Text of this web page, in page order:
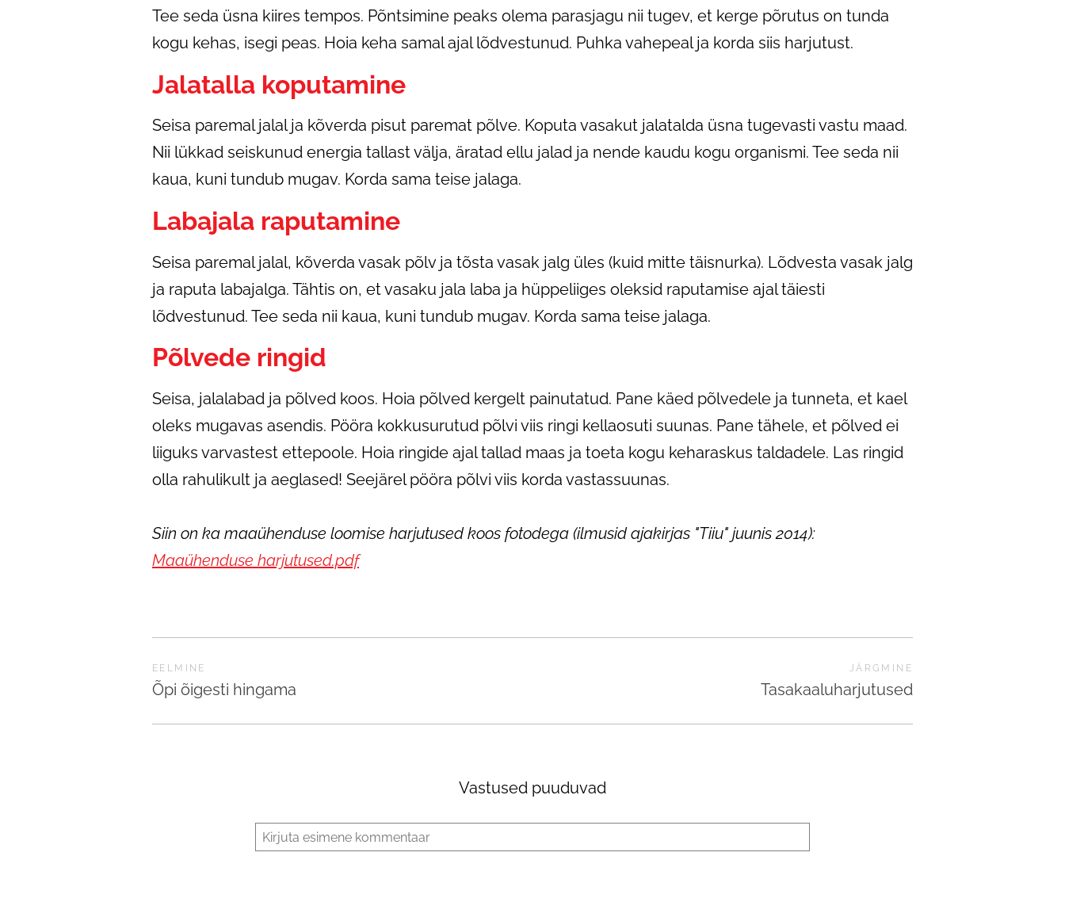
Tee seda üsna kiires tempos. Põntsimine peaks olema parasjagu nii tugev, et kerge põrutus on tunda
kogu kehas, isegi peas. Hoia keha samal ajal lõdvestunud. Puhka vahepeal ja korda siis harjutust.
Jalatalla koputamine
Seisa paremal jalal ja kõverda pisut paremat põlve. Koputa vasakut jalatalda üsna tugevasti vastu maad.
Nii lükkad seiskunud energia tallast välja, äratad ellu jalad ja nende kaudu kogu organismi. Tee seda nii
kaua, kuni tundub mugav. Korda sama teise jalaga.
Labajala raputamine
Seisa paremal jalal, kõverda vasak põlv ja tõsta vasak jalg üles (kuid mitte täisnurka). Lõdvesta vasak jalg
ja raputa labajalga. Tähtis on, et vasaku jala laba ja hüppeliiges oleksid raputamise ajal täiesti
lõdvestunud. Tee seda nii kaua, kuni tundub mugav. Korda sama teise jalaga.
Põlvede ringid
Seisa, jalalabad ja põlved koos. Hoia põlved kergelt painutatud. Pane käed põlvedele ja tunneta, et kael
oleks mugavas asendis. Pööra kokkusurutud põlvi viis ringi kellaosuti suunas. Pane tähele, et põlved ei
liiguks varvastest ettepoole. Hoia ringide ajal tallad maas ja toeta kogu keharaskus taldadele. Las ringid
olla rahulikult ja aeglased! Seejärel pööra põlvi viis korda vastassuunas.
Siin on ka maaühenduse loomise harjutused koos fotodega (ilmusid ajakirjas "Tiiu" juunis 2014):
Maaühenduse harjutused.pdf
EELMINE
Õpi õigesti hingama
JÄRGMINE
Tasakaaluharjutused
Vastused puuduvad